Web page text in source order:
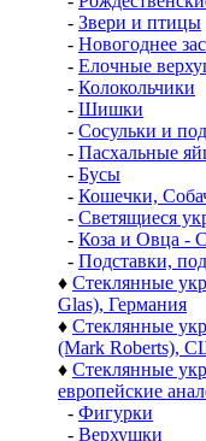
- Звери и птицы
- Новогоднее
- Елочные
- Колокольчики
- Шишки
- Сосульки и
- Пасхальные
- Бусы
- Кошечки,
- Светящиеся
- Коза и Овца -
- Подставки,
♦ Стеклянные
Glas), Германия
♦ Стеклянные
(Mark Roberts),
♦ Стеклянные
европейские
- Фигурки
- Верхушки